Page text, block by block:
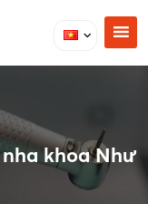
khoa Như